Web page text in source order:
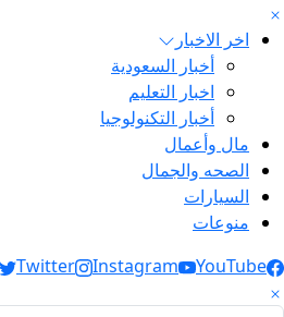
اخر الاخبار
أخبار السعودية
اخبار التعليم
أخبار التكنولوجيا
مال وأعمال
الصحه والجمال
السيارات
منوعات
Social Links
Twitter Instagram YouTube